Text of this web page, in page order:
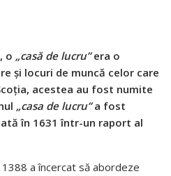
o „casă de lucru”era o
și locuri de muncă celor care
acestea au fost numite
„casa de lucru”a fost
în 1631 într-un raport al
a încercat să abordeze